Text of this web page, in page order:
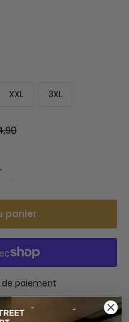
XXL 3XL
panier
de paiement